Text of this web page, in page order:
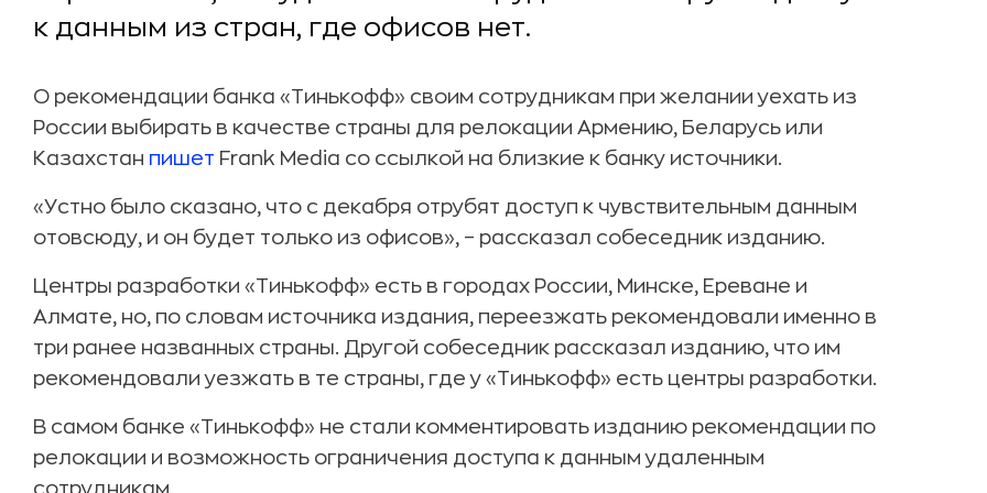
к данным из стран, где офисов нет.
О рекомендации банка «Тинькофф» своим сотрудникам при желании уехать из
России выбирать в качестве страны для релокации Армению, Беларусь или
Казахстан пишет Frank Media со ссылкой на близкие к банку источники.
«Устно было сказано, что с декабря отрубят доступ к чувствительным данным
отовсюду, и он будет только из офисов», – рассказал собеседник изданию.
Центры разработки «Тинькофф» есть в городах России, Минске, Ереване и
Алмате, но, по словам источника издания, переезжать рекомендовали именно в
три ранее названных страны. Другой собеседник рассказал изданию, что им
рекомендовали уезжать в те страны, где у «Тинькофф» есть центры разработки.
В самом банке «Тинькофф» не стали комментировать изданию рекомендации по
релокации и возможность ограничения доступа к данным удаленным
сотрудникам.